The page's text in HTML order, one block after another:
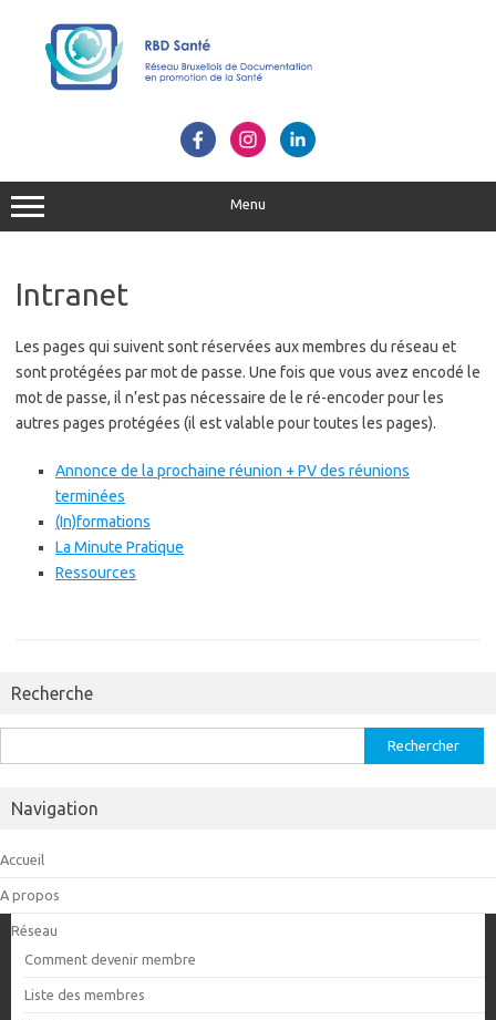
Menu
Intranet
Les pages qui suivent sont réservées aux membres du réseau et
sont protégées par mot de passe. Une fois que vous avez encodé le
mot de passe, il n’est pas nécessaire de le ré-encoder pour les
autres pages protégées (il est valable pour toutes les pages).
Annonce de la prochaine réunion + PV des réunions
terminées
(In)formations
La Minute Pratique
Ressources
Recherche
Navigation
Accueil
A propos
Réseau
Comment devenir membre
Liste des membres